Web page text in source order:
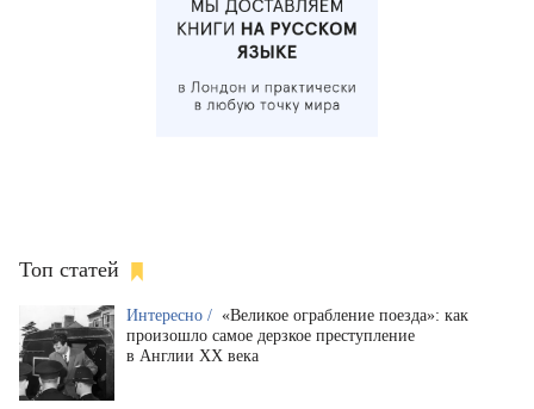
Топ статей
Интересно / «Великое ограбление поезда»: как
произошло самое дерзкое преступление
в Англии XX века